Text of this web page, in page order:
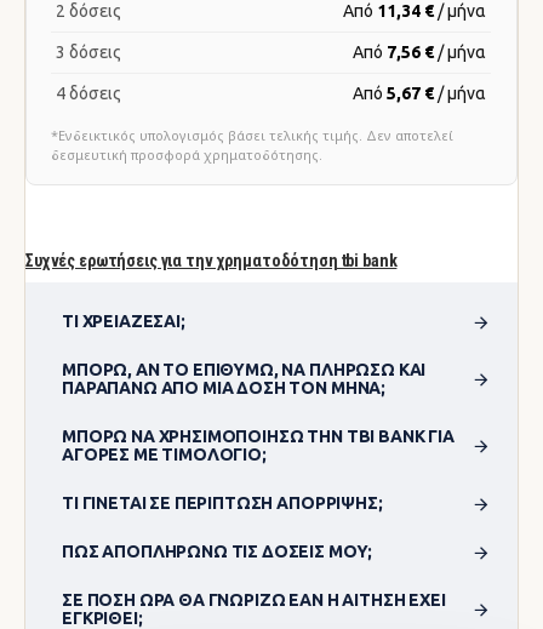
Συχνές ερωτήσεις για την χρηματοδότηση tbi bank
ΤΙ ΧΡΕΙΆΖΕΣΑΙ;
ΜΠΟΡΏ, ΑΝ ΤΟ ΕΠΙΘΥΜΏ, ΝΑ ΠΛΗΡΏΣΩ ΚΑΙ
ΠΑΡΑΠΆΝΩ ΑΠΌ ΜΊΑ ΔΌΣΗ ΤΟΝ ΜΉΝΑ;
ΜΠΟΡΏ ΝΑ ΧΡΗΣΙΜΟΠΟΊΗΣΩ ΤΗΝ TBI BANK ΓΙΑ
ΑΓΟΡΈΣ ΜΕ ΤΙΜΟΛΌΓΙΟ;
ΤΙ ΓΊΝΕΤΑΙ ΣΕ ΠΕΡΊΠΤΩΣΗ ΑΠΌΡΡΙΨΗΣ;
ΠΏΣ ΑΠΟΠΛΗΡΏΝΩ ΤΙΣ ΔΌΣΕΙΣ ΜΟΥ;
ΣΕ ΠΌΣΗ ΏΡΑ ΘΑ ΓΝΩΡΊΖΩ ΕΆΝ Η ΑΊΤΗΣΗ ΈΧΕΙ
ΕΓΚΡΙΘΕΊ;
2 δόσεις Από 11,34 € / μήνα
3 δόσεις Από 7,56 € / μήνα
4 δόσεις Από 5,67 € / μήνα
*Ενδεικτικός υπολογισμός βάσει τελικής τιμής. Δεν αποτελεί
δεσμευτική προσφορά χρηματοδότησης.